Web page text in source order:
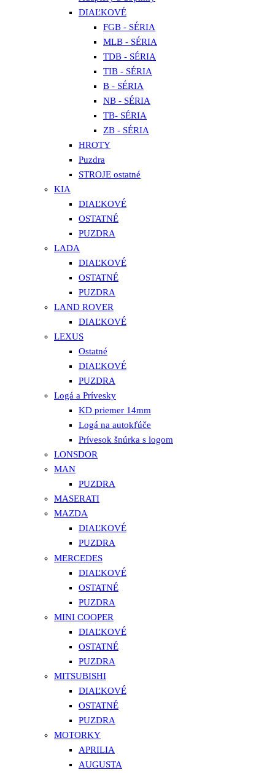
DIAĽKOVÉ
FGB - SÉRIA
MLB - SÉRIA
TDB - SÉRIA
TIB - SÉRIA
B - SÉRIA
NB - SÉRIA
TB- SÉRIA
ZB - SÉRIA
HROTY
Puzdra
STROJE ostatné
KIA
DIAĽKOVÉ
OSTATNÉ
PUZDRA
LADA
DIAĽKOVÉ
OSTATNÉ
PUZDRA
LAND ROVER
DIAĽKOVÉ
LEXUS
Ostatné
DIAĽKOVÉ
PUZDRA
Logá a Prívesky
KD priemer 14mm
Logá na autokľúče
Prívesok šnúrka s logom
LONSDOR
MAN
PUZDRA
MASERATI
MAZDA
DIAĽKOVÉ
PUZDRA
MERCEDES
DIAĽKOVÉ
OSTATNÉ
PUZDRA
MINI COOPER
DIAĽKOVÉ
OSTATNÉ
PUZDRA
MITSUBISHI
DIAĽKOVÉ
OSTATNÉ
PUZDRA
MOTORKY
APRILIA
AUGUSTA